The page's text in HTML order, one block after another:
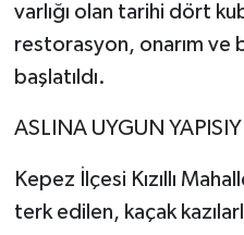
varlığı olan tarihi dört
restorasyon, onarım ve
başlatıldı.
ASLINA UYGUN
Kepez İlçesi Kızıllı
terk edilen, kaçak